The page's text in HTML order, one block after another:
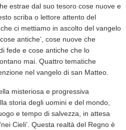
estrae dal suo tesoro cose nuove e
scriba o lettore attento del
ci mettiamo in ascolto del vangelo
antiche’, cose nuove che
fede e cose antiche che lo
mai. Quattro tematiche
nel vangelo di san Matteo.
misteriosa e progressiva
storia degli uomini e del mondo,
e tempo di salvezza, in attesa
Cieli’. Questa realtà del Regno è